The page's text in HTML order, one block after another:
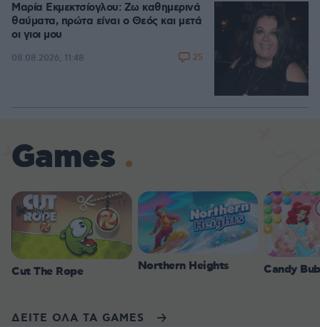
Μαρία Εκμεκτσίογλου: Ζω καθημερινά
θαύματα, πρώτα είναι ο Θεός και μετά
οι γιοι μου
08.08.2026, 11:48 25
Games
Cut The Rope Northern Heights Candy
ΔΕΙΤΕ ΟΛΑ ΤΑ GAMES